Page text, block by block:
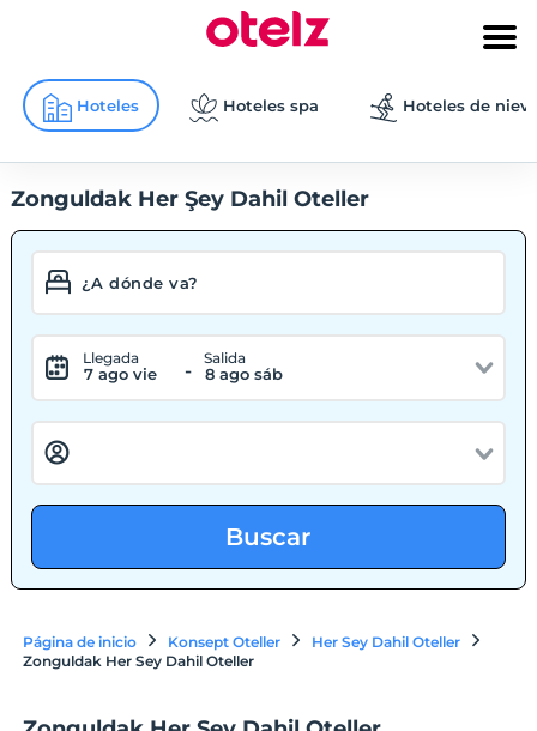
Hoteles Hoteles spa Hoteles de
Zonguldak Her Şey Dahil Oteller
Llegada
7 ago vie -
Salida
8 ago sáb
Buscar
Página de inicio Konsept Oteller
Her Sey Dahil Oteller
Zonguldak Her Sey Dahil Oteller